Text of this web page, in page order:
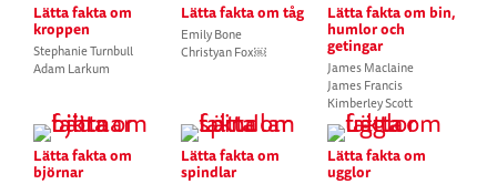
Lätta fakta om
kroppen
Stephanie Turnbull
Adam Larkum
Lätta fakta om tåg
Emily Bone
Christyan Fox￼
Lätta fakta om bin,
humlor och
getingar
James Maclaine
James Francis
Kimberley Scott
Lätta fakta om
björnar
Lätta fakta om
spindlar
Lätta fakta om
ugglor